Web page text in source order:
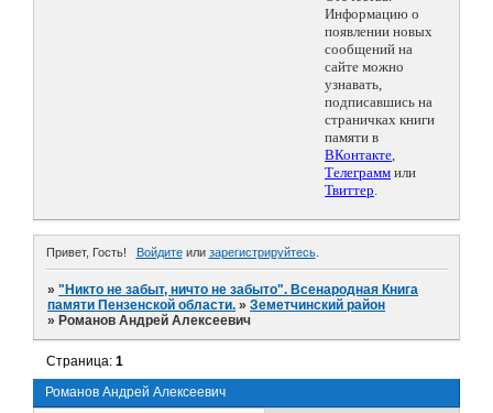
Информацию о
появлении новых
сообщений на
сайте можно
узнавать,
подписавшись на
страничках книги
памяти в
ВКонтакте,
Телеграмм или
Твиттер.
Привет, Гость! Войдитеили зарегистрируйтесь.
»"Никто не забыт, ничто не забыто". Всенародная Книга
памяти Пензенской области. »Земетчинский район
» Романов Андрей Алексеевич
Романов Андрей Алексеевич
Страница:1